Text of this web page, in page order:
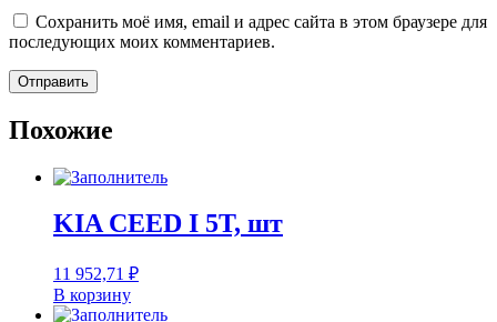
Сохранить моё имя, email и адрес сайта в этом браузере для
последующих моих комментариев.
Похожие
KIA CEED I 5T, шт
11 952,71 ₽
В корзину